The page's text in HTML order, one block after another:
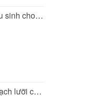
Style đồ sau sinh cho mẹ đẹp - tiện...
Cách làm sạch lưỡi cho trẻ sơ sinh